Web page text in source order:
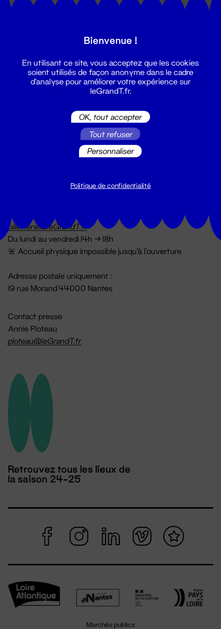
Grand T :
billetterie@leGrandT.fr
Du lundi au vendredi 14h → 18h
🚨 Accueil physique impossible jusqu'à l'ouverture
Adresse postale uniquement :
19 rue Morand 44000 Nantes
Contact presse
Annie Ploteau
ploteau@leGrandT.fr
Retrouvez tous les lieux de
la saison 24-25
Marchés publics
Bienvenue !
En utilisant ce site, vous acceptez que les cookies
soient utilisés de façon anonyme dans le cadre
d'analyse pour améliorer votre expérience sur
leGrandT.fr.
OK, tout accepter
Tout refuser
Personnaliser
Politique de confidentialité